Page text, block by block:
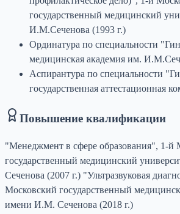
государственный медицинский
И.М.Сеченова (1993 г.)
Ординатура по специальности
медицинская академия им.
Аспирантура по специальности
государственная аттестационная
Повышение квалификации
"Менеджмент в сфере образования", 1-й
государственный медицинский
Сеченова (2007 г.) "Ультразвуковая
Московский государственный
имени И.М. Сеченова (2018 г.)